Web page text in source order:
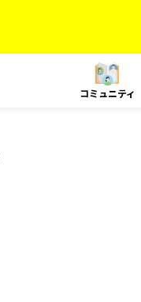
コミュニティ